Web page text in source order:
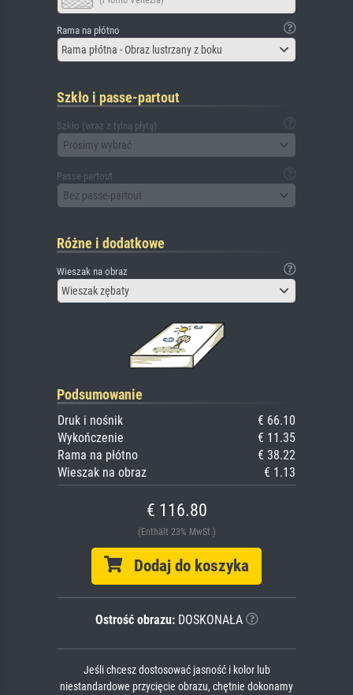
Rama na płótno
Rama płótna - Obraz lustrzany z boku
Szkło i passe-partout
Szkło (wraz z tylną płytą)
Prosimy wybrać
Passe-partout
Bez passe-partout
Różne i dodatkowe
Wieszak na obraz
Wieszak zębaty
Podsumowanie
Druk i nośnik
€ 66.10
Wykończenie
€ 11.35
Rama na płótno
€ 38.22
Wieszak na obraz
€ 1.13
€ 116.80
(Enthält 23% MwSt.)
Dodaj do koszyka
Ostrość obrazu:DOSKONAŁA
Jeśli chcesz dostosować jasność i kolor lub
niestandardowe przycięcie obrazu, chętnie dokonamy